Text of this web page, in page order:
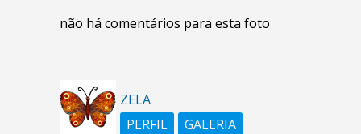
não há comentários para esta foto
ZELA
PERFIL
GALERIA